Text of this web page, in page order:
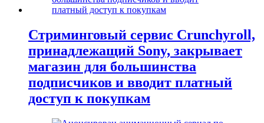
Стриминговый сервис Crunchyroll,
принадлежащий Sony, закрывает
магазин для большинства
подписчиков и вводит платный
доступ к покупкам